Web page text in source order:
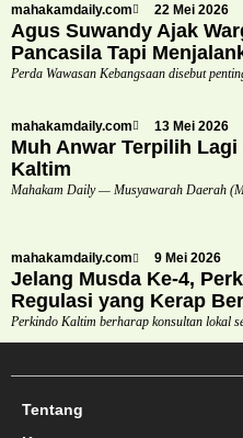
mahakamdaily.com 22 Mei 2026
Agus Suwandy Ajak
Pancasila Tapi
Perda Wawasan Kebangsaan disebut
mahakamdaily.com 13 Mei 2026
Muh Anwar Terpilih
Kaltim
Mahakam Daily — Musyawarah Daerah
mahakamdaily.com 9 Mei 2026
Jelang Musda Ke-4,
Regulasi yang Kerap
Perkindo Kaltim berharap konsultan lokal
Tentang